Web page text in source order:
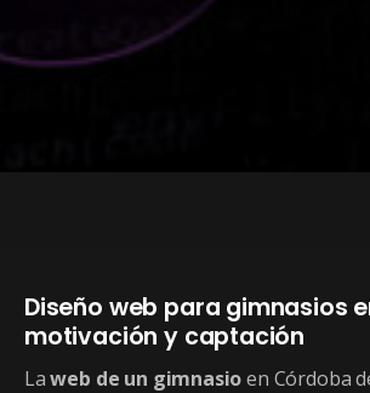
Diseño web para gimnasios
motivación y captación
Laweb de un gimnasioen Córdoba